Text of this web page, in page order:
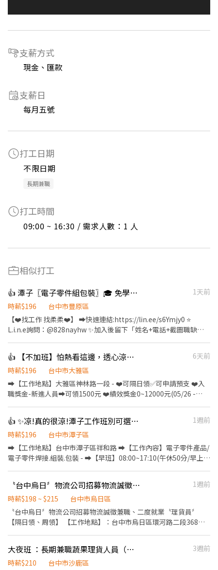
支薪方式
現金、匯款
支薪日
每月五號
打工日期
不限日期
長期兼職
打工時間
09:00 ~ 16:30 / 需求人數：1 人
相似打工
👍 潭子〖電子零件組包裝〗🎓 免學歷 🙌 工作簡單好上手【Z】吉
1天前
時薪$196
台中市豐原區
【❤️找工作 找柔柔❤️】 ➡️快速連結:https://lin.ee/s6Ymjy0 ⭐️
L.i.n.e詢問：@828nayhw ✨加入後留下「姓名+電話+截圖職缺
節獎金或禮品 ➪久坐冷氣房，舒適工作環境 ————— ❁工作地點 ❁
—————— 台中市潭子區祥和路 ———— ❁工作時間&薪資 ❁
————— ▪日班：08:00-17:10 ▪小夜班：15:50-00:30(240元/天)
▪大夜班：23:50-08:30(380元/天) 💰薪資:31000元 ➡️週休二日 ➡️
元 大夜班滿一個月3000元、兩個月6000元、三個月8000元 ⭐️加班
慰勞獎金: 每三個月累計加班大於 120 小時，獎金 4000 元 每三個月
1000元、滿3個月3000 元、滿6個月3000 元 —————— ❁工作內容
❁——————— ▪ 電子零件焊接、組裝、測試、包裝 ▪ 產品檢驗及
試產前置作業
👍 【不加班】怕熱看這邊，透心涼冷氣房✅作業員✅周休六日👌免經驗可-綠
6天前
時薪$196
台中市大雅區
➡️【工作地點】大雅區神林路一段 - ❤️可隔日領✅可申請預支 ❤️入
職獎金-新進人員➡️可領1500元 ❤️績效獎金0~12000元(05/26 -
15:50~00:20➡️薪資30000元✅中班津貼200元/天 ➡️薪資
34200~34400元 - ➡️【中夜班】19:30~04:00➡️薪資30000元✅中夜
班津貼300元/天 ➡️薪資36300~36600元 - ➡️【夜班】
23:50~08:20➡️薪資30000元✅夜班津貼300元/天 ➡️薪資
36300~36600元 - ▶️知名品牌手機加工 CNC機台操作.流水線組裝操
房 ✅【休假制度】周休六日 ✅【安心就業】享有勞保.健保.團保.特
休.勞退 ✅【吃飯】早中班免費供餐.中夜班、夜班餐費有補助70塊/
╔~~♥~~♥~~⭐️【 應徵方式 】⭐️~~♥~~♥~~╗ ↓↓找嘉嘉 工作攏
低嘉↓↓ ☎️連絡電話:0933670253 ☎️加賴詢問:@927wcdri 陳嘉嘉
➡️火速找嘉嘉 https://lin.ee/Y30dLdb ╚~~♥~~♥~~⭐️【 快速找工
作 】⭐️~~♥~~♥~~╝
👍 ✨凉!真的很涼!潭子工作班別可選➡️電子零件大廠✅徵作業員-吉
1週前
時薪$196
台中市潭子區
➡️【工作地點】台中市潭子區祥和路 ➡️【工作內容】電子零件產品/
電子零件焊接.組裝.包裝 - ➡️【早班】08:00~17:10(午休50分/早上下
夜班津貼30塊/H ➡️薪資36K起.配合加班平均約42K ✨需在新夜班實
習(13:00~21:30) ❤️培育獎金第一個月:2000元、第二個月:4000元、
第三個月:5000元 - ➡️【大夜班】23:50~08:30//休息時
間:02:50~03:30 ➡️【薪資】31000元+大夜班津貼48塊/H ➡️薪資39K
金❤️ 滿1個月可領1000元/次;滿3個月可領3000元/次;滿6個月可領
3000元/次 - ✅【工作環境】冷氣房 ✅【休假制度】周休六日 ✅【安
〝台中烏日〞物流公司招募物流誠徵兼職、二度就業〝理貨員〞【隔日領、周領】
1週前
時薪$198 ~ $215
台中市烏日區
〝台中烏日〞物流公司招募物流誠徵兼職、二度就業〝理貨員〞
【隔日領、周領】 【工作地點】：台中市烏日區環河路二段368號
容】：分貨／疊貨
大夜班 ：長期兼職蔬果理貨人員（需搬重物
3週前
時薪$210
台中市沙鹿區